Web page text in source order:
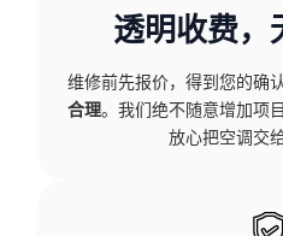
透明收费，
维修前先报价，得到您的确
合理。我们绝不随意增加项
放心把空调交